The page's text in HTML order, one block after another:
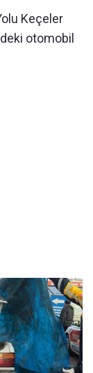
Keçeler
otomobil